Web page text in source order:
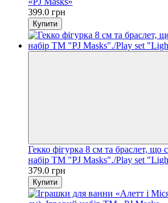
399.0 грн
Купити
Гекко фігурка 8 см та браслет, що
набір TM "PJ Masks"./Play set
379.0 грн
Купити